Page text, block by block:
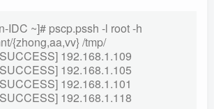
IDC ~]# pscp.pssh -l root -h
{zhong,aa,vv} /tmp/
192.168.1.109
192.168.1.105
192.168.1.101
192.168.1.118